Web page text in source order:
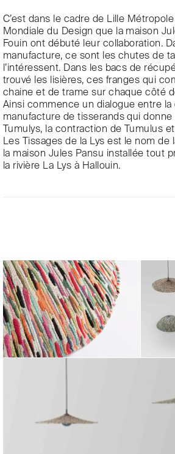
C’est dans le cadre de Lille
Mondiale du Design que la maison
Fouin ont débuté leur collaboration.
manufacture, ce sont les chutes de
l’intéressent. Dans les bacs de
trouvé les lisières, ces franges qui
chaine et de trame sur chaque côté
Ainsi commence un dialogue entre la
manufacture de tisserands qui donne
Tumulys, la contraction de Tumulus
Les Tissages de la Lys est le nom de
la maison Jules Pansu installée tout
la rivière La Lys à Hallouin.